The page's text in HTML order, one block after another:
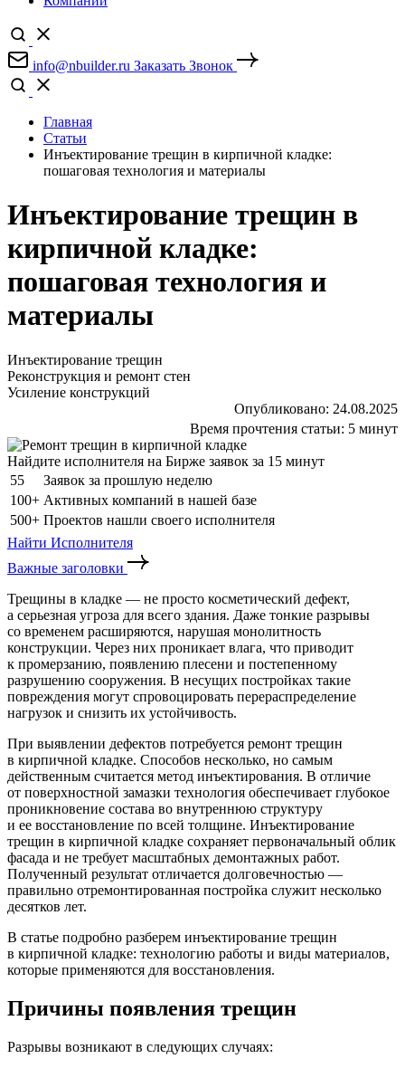
info@nbuilder.ru Заказать Звонок
Главная
Статьи
Инъектирование трещин в кирпичной кладке:
пошаговая технология и материалы
Инъектирование трещин в
кирпичной кладке:
пошаговая технология и
материалы
Инъектирование трещин
Реконструкция и ремонт стен
Усиление конструкций
Опубликовано: 24.08.2025
Время прочтения статьи: 5 минут
Найдите исполнителя на Бирже заявок за 15 минут
55
Заявок за прошлую неделю
100+ Активных компаний в нашей базе
500+ Проектов нашли своего исполнителя
Найти Исполнителя
Важные заголовки
Трещины в кладке — не просто косметический дефект,
а серьезная угроза для всего здания. Даже тонкие разрывы
со временем расширяются, нарушая монолитность
конструкции. Через них проникает влага, что приводит
к промерзанию, появлению плесени и постепенному
разрушению сооружения. В несущих постройках такие
повреждения могут спровоцировать перераспределение
нагрузок и снизить их устойчивость.
При выявлении дефектов потребуется ремонт трещин
в кирпичной кладке. Способов несколько, но самым
действенным считается метод инъектирования. В отличие
от поверхностной замазки технология обеспечивает глубокое
проникновение состава во внутреннюю структуру
и ее восстановление по всей толщине. Инъектирование
трещин в кирпичной кладке сохраняет первоначальный облик
фасада и не требует масштабных демонтажных работ.
Полученный результат отличается долговечностью —
правильно отремонтированная постройка служит несколько
десятков лет.
В статье подробно разберем инъектирование трещин
в кирпичной кладке: технологию работы и виды материалов,
которые применяются для восстановления.
Причины появления трещин
Разрывы возникают в следующих случаях: